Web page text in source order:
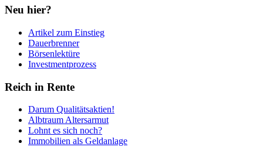
Neu hier?
Artikel zum Einstieg
Dauerbrenner
Börsenlektüre
Investmentprozess
Reich in Rente
Darum Qualitätsaktien!
Albtraum Altersarmut
Lohnt es sich noch?
Immobilien als Geldanlage